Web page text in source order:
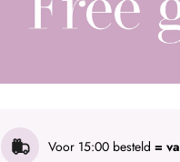
Voor 15:00 besteld =